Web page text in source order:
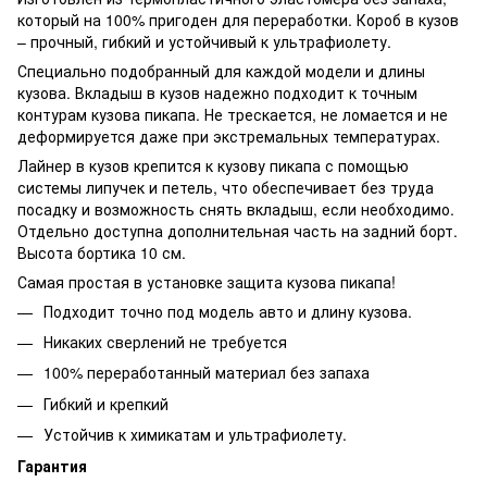
который на 100% пригоден для переработки. Короб в кузов
– прочный, гибкий и устойчивый к ультрафиолету.
Специально подобранный для каждой модели и длины
кузова. Вкладыш в кузов надежно подходит к точным
контурам кузова пикапа. Не трескается, не ломается и не
деформируется даже при экстремальных температурах.
Лайнер в кузов крепится к кузову пикапа с помощью
системы липучек и петель, что обеспечивает без труда
посадку и возможность снять вкладыш, если необходимо.
Отдельно доступна дополнительная часть на задний борт.
Высота бортика 10 см.
Самая простая в установке защита кузова пикапа!
Подходит точно под модель авто и длину кузова.
Никаких сверлений не требуется
100% переработанный материал без запаха
Гибкий и крепкий
Устойчив к химикатам и ультрафиолету.
Гарантия